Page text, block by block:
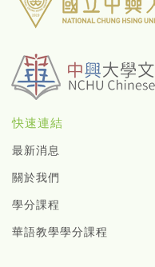
快速連結
最新消息
關於我們
學分課程
華語教學學分課程